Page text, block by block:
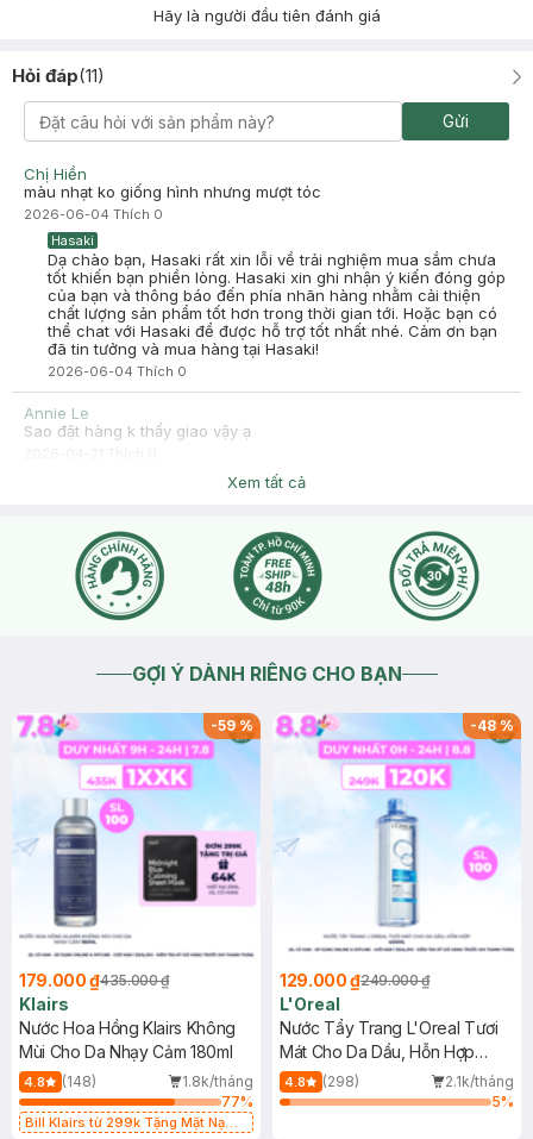
Hãy là người đầu tiên đánh giá
Hỏi đáp(11)
Gửi
Chị Hiền
màu nhạt ko giống hình nhưng mượt tóc
2026-06-04 Thích 0
Hasaki
Dạ chào bạn, Hasaki rất xin lỗi về trải nghiệm mua sắm chưa
tốt khiến bạn phiền lòng. Hasaki xin ghi nhận ý kiến đóng góp
của bạn và thông báo đến phía nhãn hàng nhằm cải thiện
chất lượng sản phẩm tốt hơn trong thời gian tới. Hoặc bạn có
thể chat với Hasaki để được hỗ trợ tốt nhất nhé. Cảm ơn bạn
đã tin tưởng và mua hàng tại Hasaki!
2026-06-04 Thích 0
Annie Le
Sao đặt hàng k thấy giao vậy ạ
bạn nhấn vào mục " Chat với chúng tôi" để Hasaki hỗ trợ
kiểm tra cho bạn ạ
2026-04-21Thích
Xem tất cả
GỢI Ý DÀNH RIÊNG CHO BẠN
-59%
179.000 ₫435.000 ₫
Klairs
Nước Hoa Hồng Klairs Không
Mùi Cho Da Nhạy Cảm 180ml
4.8 (148)
1.8k/tháng
77%
Bill Klairs từ 299k Tặng Mặt Nạ
-48%
129.000 ₫249.000 ₫
L'Oreal
Nước Tẩy Trang L'Oreal Tươi
Mát Cho Da Dầu, Hỗn Hợp
400ml
4.8 (298)
2.1k/tháng
5%